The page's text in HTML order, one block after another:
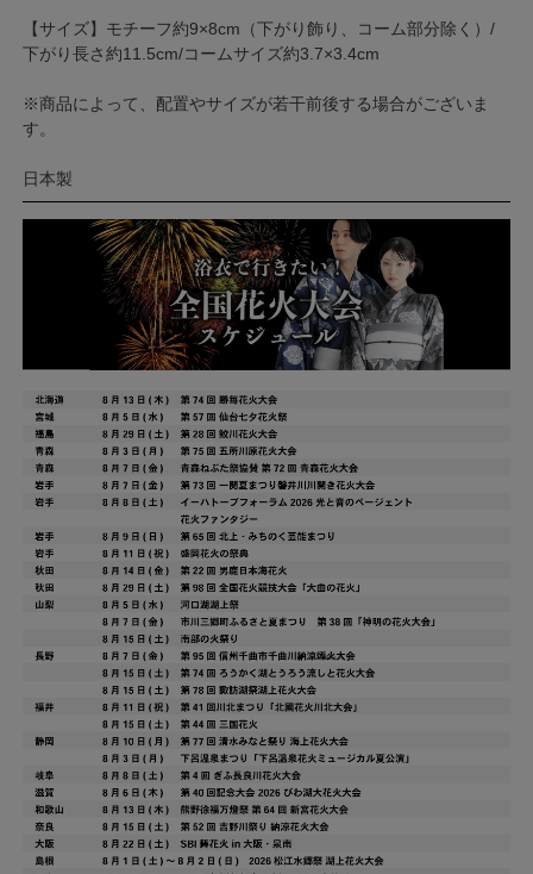
【サイズ】モチーフ約9×8cm（下がり飾り、コーム部分除く）/
下がり長さ約11.5cm/コームサイズ約3.7×3.4cm
※商品によって、配置やサイズが若干前後する場合がございま
す。
日本製